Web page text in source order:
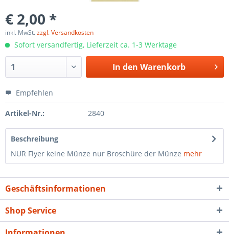
€ 2,00 *
inkl. MwSt.zzgl. Versandkosten
Sofort versandfertig, Lieferzeit ca. 1-3 Werktage
In den Warenkorb
Empfehlen
Artikel-Nr.: 2840
Beschreibung
NUR Flyer keine Münze nur Broschüre der Münze mehr
Geschäftsinformationen
Shop Service